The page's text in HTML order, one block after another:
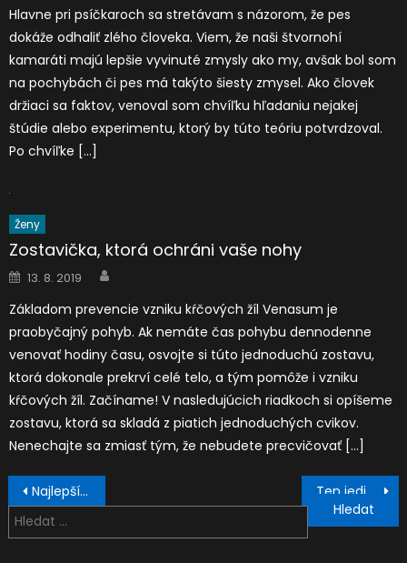
Hlavne pri psíčkaroch sa stretávam s názorom, že pes
dokáže odhaliť zlého človeka. Viem, že naši štvornohí
kamaráti majú lepšie vyvinuté zmysly ako my, avšak bol som
na pochybách či pes má takýto šiesty zmysel. Ako človek
držiaci sa faktov, venoval som chvíľku hľadaniu nejakej
štúdie alebo experimentu, ktorý by túto teóriu potvrdzoval.
Po chvíľke […]
Ženy
Zostavička, ktorá ochráni vaše nohy
Posted
on
13. 8. 2019
Základom prevencie vzniku kŕčových žíl Venasum je
praobyčajný pohyb. Ak nemáte čas pohybu dennodenne
venovať hodiny času, osvojte si túto jednoduchú zostavu,
ktorá dokonale prekrví celé telo, a tým pomôže i vzniku
kŕčových žíl. Začíname! V nasledujúcich riadkoch si opíšeme
zostavu, ktorá sa skladá z piatich jednoduchých cvikov.
Nenechajte sa zmiasť tým, že nebudete precvičovať […]
Navigace
pro
příspěvek
Najlepší priateľ človeka je….BLINKIST
Vyhledávání